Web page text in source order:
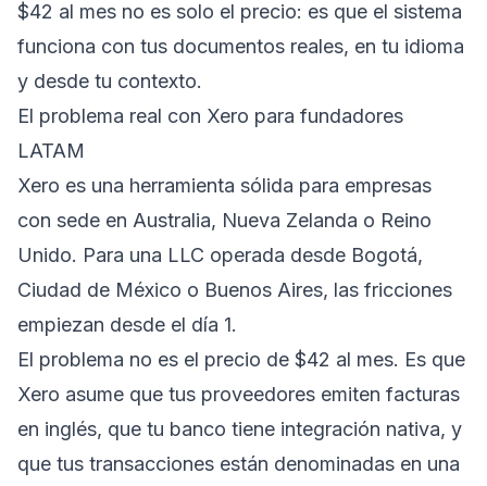
$42 al mes no es solo el precio: es que el sistema
funciona con tus documentos reales, en tu idioma
y desde tu contexto.
El problema real con Xero para fundadores
LATAM
Xero es una herramienta sólida para empresas
con sede en Australia, Nueva Zelanda o Reino
Unido. Para una LLC operada desde Bogotá,
Ciudad de México o Buenos Aires, las fricciones
empiezan desde el día 1.
El problema no es el precio de $42 al mes. Es que
Xero asume que tus proveedores emiten facturas
en inglés, que tu banco tiene integración nativa, y
que tus transacciones están denominadas en una